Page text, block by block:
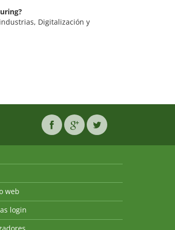
Digitalización y
web
login